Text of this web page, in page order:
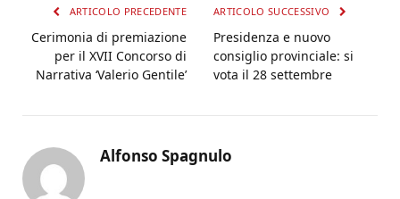
ARTICOLO PRECEDENTE
Cerimonia di premiazione
per il XVII Concorso di
Narrativa ‘Valerio Gentile’
ARTICOLO SUCCESSIVO
Presidenza e nuovo
consiglio provinciale: si
vota il 28 settembre
Alfonso Spagnulo